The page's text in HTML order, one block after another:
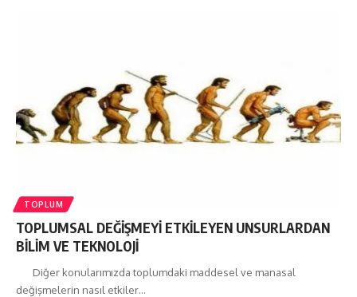
TOPLUM
TOPLUMSAL DEĞİŞMEYİ ETKİLEYEN UNSURLARDAN
BİLİM VE TEKNOLOJİ
Diğer konularımızda toplumdaki maddesel ve manasal
değişmelerin nasıl etkiler…